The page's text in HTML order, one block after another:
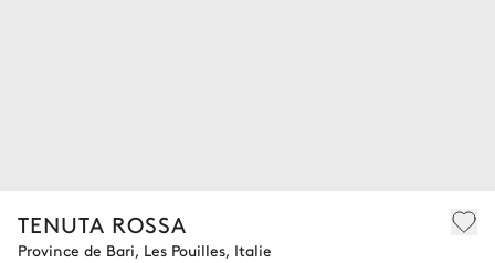
TENUTA ROSSA
Province de Bari, Les Pouilles, Italie